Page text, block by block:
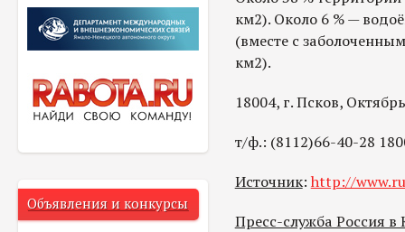
Объявления и конкурсы
км2). Около 6 % —
(вместе с
км2).
18004, г. Псков,
т/ф.: (8112)66-40-28
Источник: http://
Пресс-служба Россия в